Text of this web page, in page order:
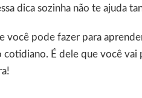
dica sozinha não te ajuda
você pode fazer para
É dele que você vai